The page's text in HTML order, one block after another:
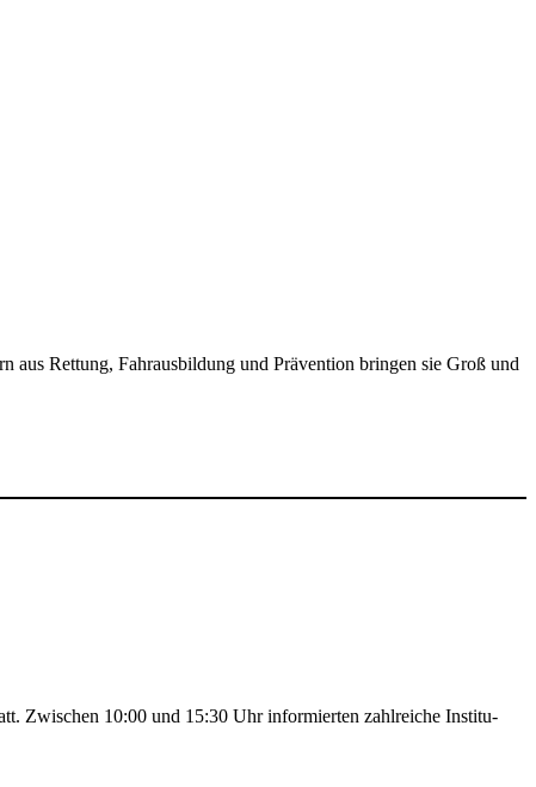
aus Rettung, Fahr­aus­bil­dung und Präven­tion bringen sie Groß und
Zwischen 10:00 und 15:30 Uhr infor­mierten zahl­reiche Insti­tu­